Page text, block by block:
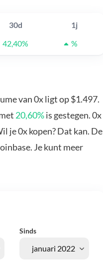
30d
1j
42,40% %
van 0x ligt op $1.497.
20,60%is gestegen. 0x
je 0x kopen? Dat kan. De
Je kunt meer
Sinds